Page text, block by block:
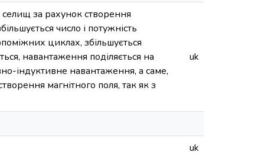
селищ за рахунок створення
число і потужність
циклах, збільшується
навантаження поділяється на
індуктивне навантаження, а саме,
магнітного поля, так як з
uk
uk